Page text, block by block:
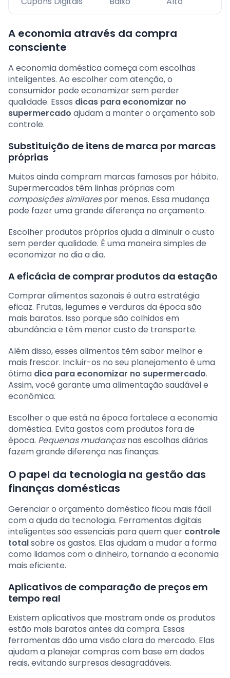
A economia através da compra
consciente
A economia doméstica começa com escolhas
inteligentes. Ao escolher com atenção, o
consumidor pode economizar sem perder
qualidade. Essas dicas para economizar no
supermercado ajudam a manter o orçamento sob
controle.
Substituição de itens de marca por marcas
próprias
Muitos ainda compram marcas famosas por hábito.
Supermercados têm linhas próprias com
composições similarespor menos. Essa mudança
pode fazer uma grande diferença no orçamento.
Escolher produtos próprios ajuda a diminuir o custo
sem perder qualidade. É uma maneira simples de
economizar no dia a dia.
A eficácia de comprar produtos da estação
Comprar alimentos sazonais é outra estratégia
eficaz. Frutas, legumes e verduras da época são
mais baratos. Isso porque são colhidos em
abundância e têm menor custo de transporte.
Além disso, esses alimentos têm sabor melhor e
mais frescor. Incluir-os no seu planejamento é uma
ótima dica para economizar no supermercado.
Assim, você garante uma alimentação saudável e
econômica.
Escolher o que está na época fortalece a economia
doméstica. Evita gastos com produtos fora de
época. Pequenas mudançasnas escolhas diárias
fazem grande diferença nas finanças.
O papel da tecnologia na gestão das
finanças domésticas
Gerenciar o orçamento doméstico ficou mais fácil
com a ajuda da tecnologia. Ferramentas digitais
inteligentes são essenciais para quem quer controle
totalsobre os gastos. Elas ajudam a mudar a forma
como lidamos com o dinheiro, tornando a economia
mais eficiente.
Aplicativos de comparação de preços em
tempo real
Existem aplicativos que mostram onde os produtos
estão mais baratos antes da compra. Essas
ferramentas dão uma visão clara do mercado. Elas
ajudam a planejar compras com base em dados
reais, evitando surpresas desagradáveis.